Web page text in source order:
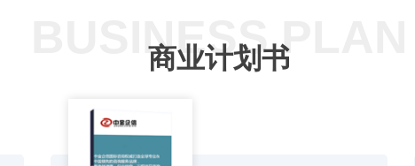
BUSINESS PLAN
商业计划书